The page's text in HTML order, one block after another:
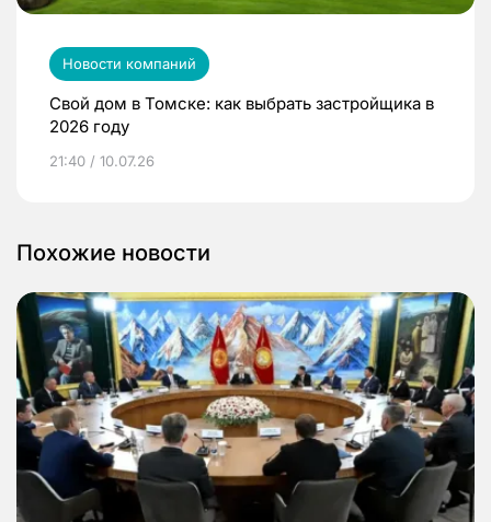
Новости компаний
Свой дом в Томске: как выбрать застройщика в
2026 году
21:40 / 10.07.26
Похожие новости